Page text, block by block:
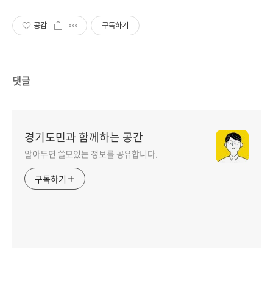
공감 구독하기
댓글
경기도민과 함께하는 공간
알아두면 쓸모있는 정보를 공유합니다.
구독하기